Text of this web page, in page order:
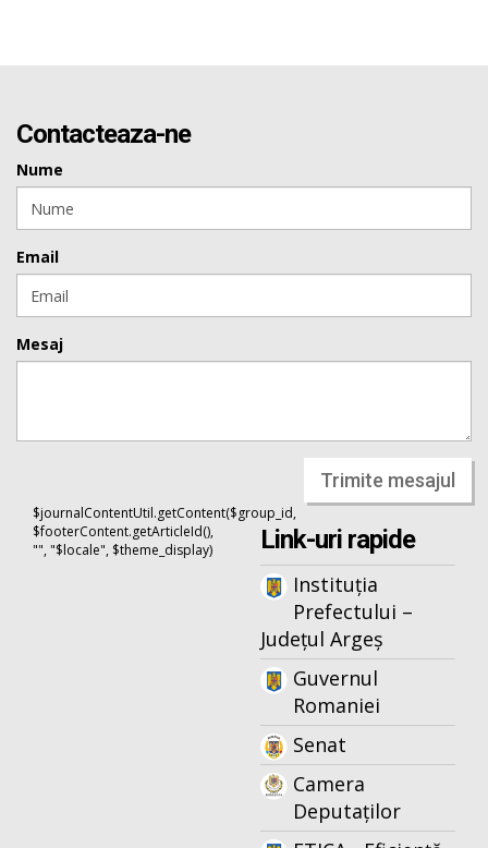
Contacteaza-ne
Nume
Email
Mesaj
Trimite mesajul
$journalContentUtil.getContent($group_id,
$footerContent.getArticleId(),
"", "$locale", $theme_display)
Link-uri rapide
Instituția
Prefectului –
Județul Argeș
Guvernul
Romaniei
Senat
Camera
Deputaților